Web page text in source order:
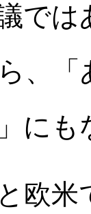
では
、「
にも
欧